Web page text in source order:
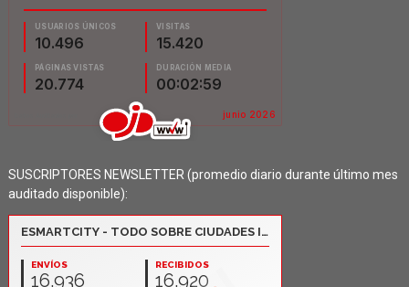
SUSCRIPTORES NEWSLETTER (promedio diario durante último mes
auditado disponible):